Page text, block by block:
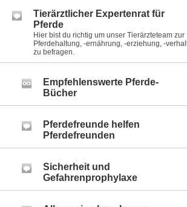
Tierärztlicher Expertenrat für
Pferde
Hier bist du richtig um unser Tierärzteteam zur
Pferdehaltung, -ernährung, -erziehung, -
zu befragen.
Empfehlenswerte Pferde-
Bücher
Pferdefreunde helfen
Pferdefreunden
Sicherheit und
Gefahrenprophylaxe